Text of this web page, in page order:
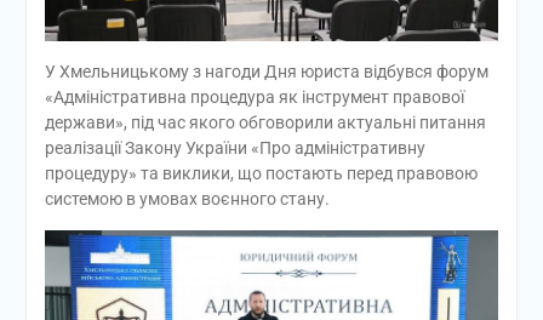
У Хмельницькому з нагоди Дня юриста відбувся форум
«Адміністративна процедура як інструмент правової
держави», під час якого обговорили актуальні питання
реалізації Закону України «Про адміністративну
процедуру» та виклики, що постають перед правовою
системою в умовах воєнного стану.